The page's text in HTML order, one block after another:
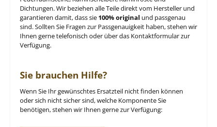
Dichtungen. Wir beziehen alle Teile direkt vom Hersteller und
garantieren damit, dass sie 100% original und passgenau
sind. Sollten Sie Fragen zur Passgenauigkeit haben, stehen wir
Ihnen gerne telefonisch oder über das Kontaktformular zur
Verfügung.
Sie brauchen Hilfe?
Wenn Sie Ihr gewünschtes Ersatzteil nicht finden können
oder sich nicht sicher sind, welche Komponente Sie
benötigen, stehen wir Ihnen gerne zur Verfügung: